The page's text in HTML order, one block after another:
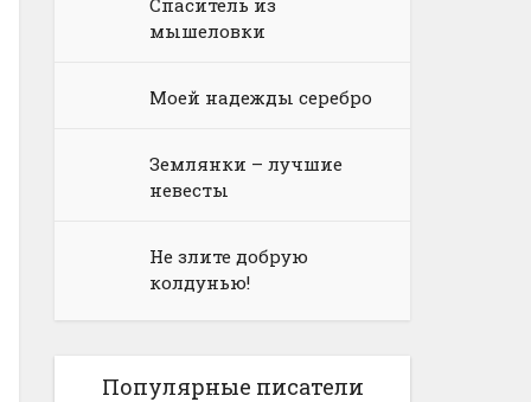
Спаситель из
мышеловки
Моей надежды серебро
Землянки – лучшие
невесты
Не злите добрую
колдунью!
Популярные писатели